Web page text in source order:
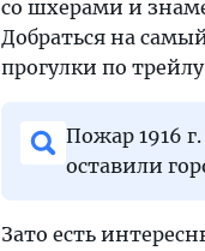
со шхерами и
Добраться на
прогулки по
Пожар 1916
оставили
Зато есть